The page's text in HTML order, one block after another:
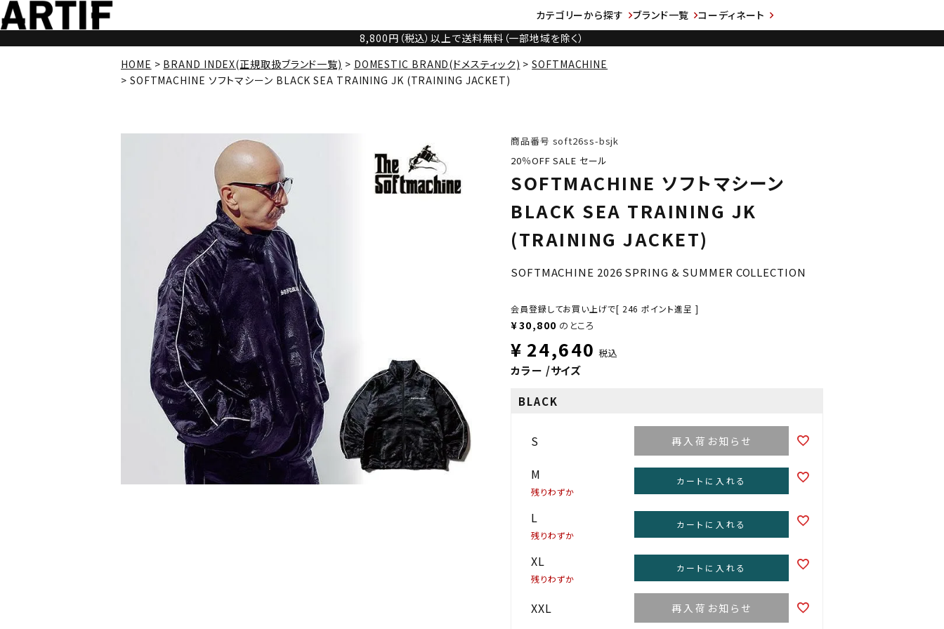
カテゴリーから探す ブランド一覧
コーディネート
8,800円（税込）以上で送料無料（一部地域を除く）
HOME
BRAND INDEX(正規取扱ブランド一覧) DOMESTIC BRAND(ドメスティック)
SOFTMACHINE
SOFTMACHINE ソフトマシーン BLACK SEA TRAINING JK (TRAINING JACKET)
商品番号 soft26ss-bsjk
20％OFF SALE セール
SOFTMACHINE ソフトマシーン
BLACK SEA TRAINING JK
(TRAINING JACKET)
SOFTMACHINE 2026 SPRING & SUMMER COLLECTION
会員登録してお買い上げで[ 246 ポイント進呈 ]
¥30,800 のところ
¥ 24,640 税込
カラー サイズ
BLACK
S 再入荷お知らせ
M
残りわずか
カートに入れる
L
残りわずか
カートに入れる
XL
残りわずか
カートに入れる
XXL 再入荷お知らせ